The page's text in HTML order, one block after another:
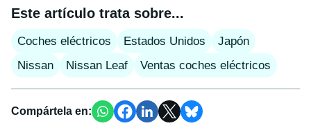
Este artículo trata sobre...
Coches eléctricos Estados Unidos
Japón
Nissan
Nissan Leaf Ventas coches eléctricos
Compártela en: